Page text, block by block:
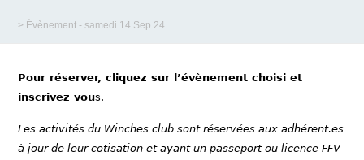
> Évènement - samedi 14 Sep 24
Pour réserver, cliquez sur l’évènement choisi et
inscrivez vous.
Les activités du Winches club sont réservées aux adhérent.es
à jour de leur cotisation et ayant un passeport ou licence FFV